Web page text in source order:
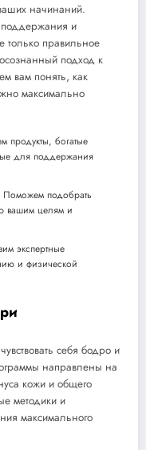
начинаний.
и
только правильное
подход к
вам понять, как
максимально
продукты, богатые
для поддержания
Поможем подобрать
вашим целям и
экспертные
и физической
себя бодро и
направлены на
кожи и общего
методики и
максимального